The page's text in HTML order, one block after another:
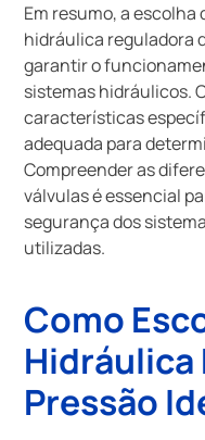
Em resumo, a escolha
hidráulica reguladora
garantir o
sistemas hidráulicos.
características
adequada para
Compreender as
válvulas é essencial
segurança dos
utilizadas.
Como
Hidráulica
Pressão